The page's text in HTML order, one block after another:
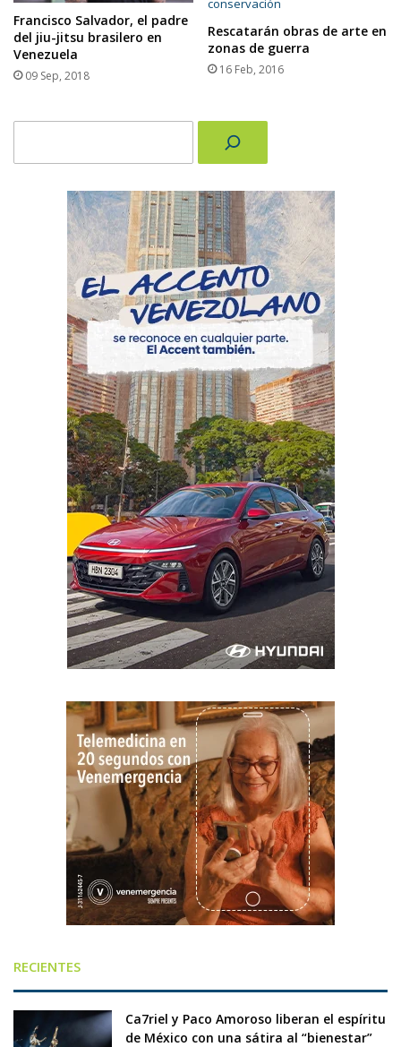
Francisco Salvador, el padre
del jiu-jitsu brasilero en
Venezuela
09 Sep, 2018
Rescatarán obras de arte en
zonas de guerra
16 Feb, 2016
RECIENTES
Ca7riel y Paco Amoroso liberan el espíritu
de México con una sátira al “bienestar”